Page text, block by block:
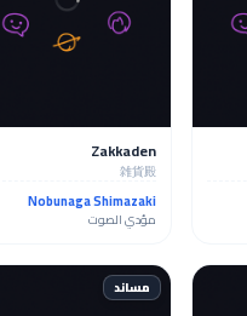
Zakkaden
雑貨殿
Nobunaga Shimazaki
مؤدي الصوت
مساند